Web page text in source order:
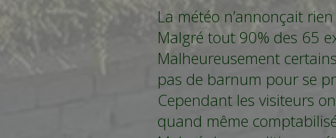
La météo n’annonçait
Malgré tout 90% des 65
Malheureusement
pas de barnum pour se
Cependant les visiteurs
quand même